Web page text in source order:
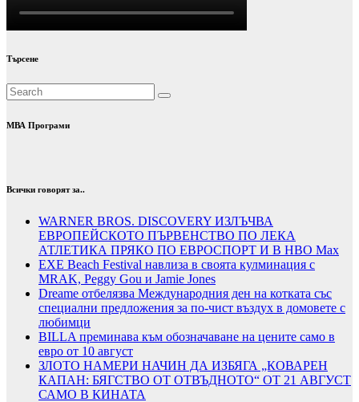
Търсене
МВА Програми
Всички говорят за..
WARNER BROS. DISCOVERY ИЗЛЪЧВА
ЕВРОПЕЙСКОТО ПЪРВЕНСТВО ПО ЛЕКА
АТЛЕТИКА ПРЯКО ПО ЕВРОСПОРТ И В НВО Мах
EXE Beach Festival навлиза в своята кулминация с
MRAK, Peggy Gou и Jamie Jones
Dreame отбелязва Международния ден на котката със
специални предложения за по-чист въздух в домовете с
любимци
BILLA преминава към обозначаване на цените само в
евро от 10 август
ЗЛОТО НАМЕРИ НАЧИН ДА ИЗБЯГА „КОВАРЕН
КАПАН: БЯГСТВО ОТ ОТВЪДНОТО“ ОТ 21 АВГУСТ
САМО В КИНАТА